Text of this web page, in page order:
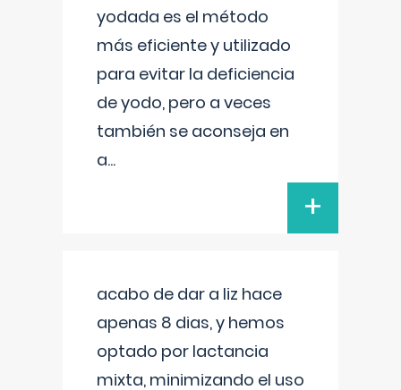
yodada es el método
más eficiente y utilizado
para evitar la deficiencia
de yodo, pero a veces
también se aconseja en
a...
+
acabo de dar a liz hace
apenas 8 dias, y hemos
optado por lactancia
mixta, minimizando el uso